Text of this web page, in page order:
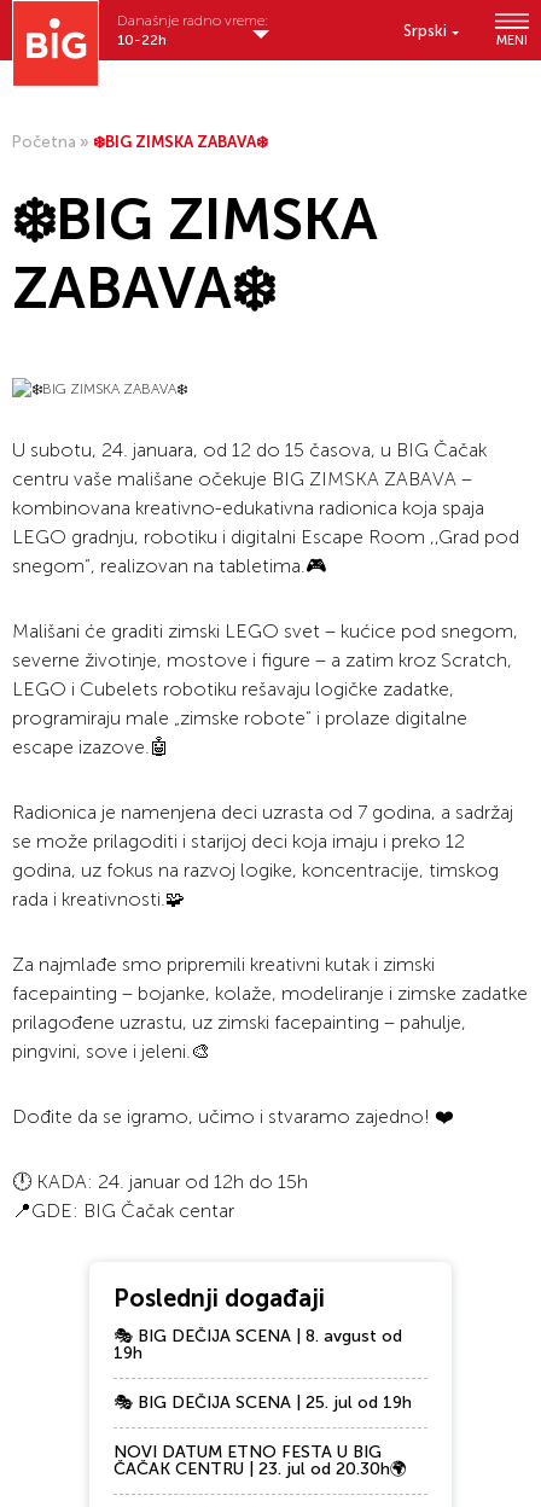
Srpski
MENI
Današnje radno vreme:
10-22h
Početna » ❄️BIG ZIMSKA ZABAVA❄️
❄️BIG ZIMSKA
ZABAVA❄️
U subotu, 24. januara, od 12 do 15 časova, u BIG Čačak
centru vaše mališane očekuje BIG ZIMSKA ZABAVA –
kombinovana kreativno-edukativna radionica koja spaja
LEGO gradnju, robotiku i digitalni Escape Room ,,Grad pod
snegom“, realizovan na tabletima.🎮
Mališani će graditi zimski LEGO svet – kućice pod snegom,
severne životinje, mostove i figure – a zatim kroz Scratch,
LEGO i Cubelets robotiku rešavaju logičke zadatke,
programiraju male „zimske robote“ i prolaze digitalne
escape izazove.🤖
Radionica je namenjena deci uzrasta od 7 godina, a sadržaj
se može prilagoditi i starijoj deci koja imaju i preko 12
godina, uz fokus na razvoj logike, koncentracije, timskog
rada i kreativnosti.🧩
Za najmlađe smo pripremili kreativni kutak i zimski
facepainting – bojanke, kolaže, modeliranje i zimske zadatke
prilagođene uzrastu, uz zimski facepainting – pahulje,
pingvini, sove i jeleni.🎨
Dođite da se igramo, učimo i stvaramo zajedno! ❤️
🕛 KADA: 24. januar od 12h do 15h
📍GDE: BIG Čačak centar
Poslednji događaji
🎭 BIG DEČIJA SCENA | 8. avgust od
19h
🎭 BIG DEČIJA SCENA | 25. jul od 19h
NOVI DATUM ETNO FESTA U BIG
ČAČAK CENTRU | 23. jul od 20.30h🌍